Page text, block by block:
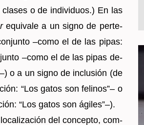
o de in­di­vi­duos.) En las
equi­va­le a un signo de per­te­
–como el de las pipas:
–como el de las pipas de­
o a un signo de in­clu­sión (de
“Los gatos son fe­li­nos”– o
“Los gatos son ági­les”–).
del con­cep­to, com­